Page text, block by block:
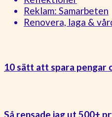
Reklam: Samarbeten
Renovera, laga &
10 sätt att spara pengar
Så rensade jag ut 500+